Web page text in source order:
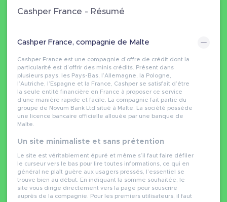
Cashper France - Résumé
Cashper France, compagnie de Malte
Cashper France est une compagnie d’offre de crédit dont la
particularité est d’offrir des minis crédits. Présent dans
plusieurs pays, les Pays-Bas, l’Allemagne, la Pologne,
l’Autriche, l’Espagne et la France, Cashper se satisfait d’être
la seule entité financière en France à proposer ce service
d’une manière rapide et facile. La compagnie fait partie du
groupe de Novum Bank Ltd situé à Malte. La société possède
une licence bancaire officielle allouée par une banque de
Malte.
Un site minimaliste et sans prétention
Le site est véritablement épuré et même s’il faut faire défiler
le curseur vers le bas pour lire toutes informations, ce qui en
général ne plaît guère aux usagers pressés, l’essentiel se
trouve bien au début. En indiquant la somme souhaitée, le
site vous dirige directement vers la page pour souscrire
auprès de la compagnie. Pour les premiers utilisateurs, il faut